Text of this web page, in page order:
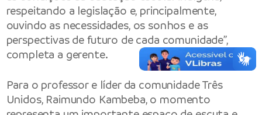
respeitando a legislação e, principalmente,
ouvindo as necessidades, os sonhos e as
perspectivas de futuro de cada comunidade”,
completa a gerente.
Para o professor e líder da comunidade Três
Unidos, Raimundo Kambeba, o momento